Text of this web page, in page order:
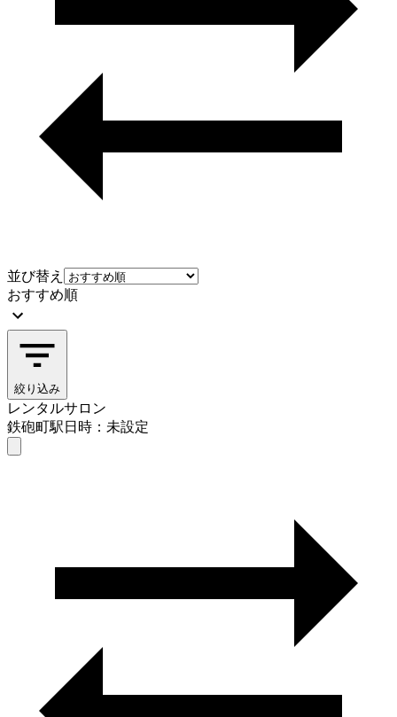
並び替え
おすすめ順
絞り込み
レンタルサロン
鉄砲町駅日時：未設定